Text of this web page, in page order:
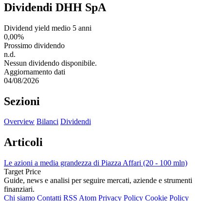
Dividendi DHH SpA
Dividend yield medio 5 anni
0,00%
Prossimo dividendo
n.d.
Nessun dividendo disponibile.
Aggiornamento dati
04/08/2026
Sezioni
Overview Bilanci Dividendi
Articoli
Le azioni a media grandezza di Piazza Affari (20 - 100 mln)
Target Price
Guide, news e analisi per seguire mercati, aziende e strumenti
finanziari.
Chi siamo Contatti RSS Atom Privacy Policy Cookie Policy